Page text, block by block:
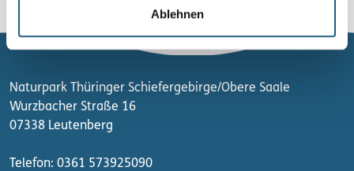
Ablehnen
Naturpark Thüringer Schiefergebirge/Obere Saale
Wurzbacher Straße 16
07338 Leutenberg
Telefon: 0361 573925090